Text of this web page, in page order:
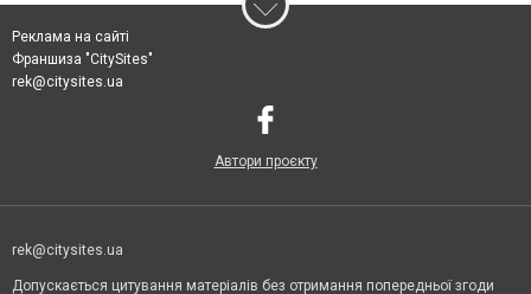
Реклама на сайті
Франшиза "CitySites"
rek@citysites.ua
Автори проєкту
rek@citysites.ua
Допускається цитування матеріалів без отримання попередньої згоди